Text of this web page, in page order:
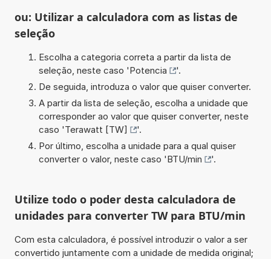
ou: Utilizar a calculadora com as listas de
seleção
Escolha a categoria correta a partir da lista de
seleção, neste caso 'Potencia
'.
De seguida, introduza o valor que quiser converter.
A partir da lista de seleção, escolha a unidade que
corresponder ao valor que quiser converter, neste
caso 'Terawatt [TW]
'.
Por último, escolha a unidade para a qual quiser
converter o valor, neste caso 'BTU/min '.
Utilize todo o poder desta calculadora de
unidades para converter TW para BTU/min
Com esta calculadora, é possível introduzir o valor a ser
convertido juntamente com a unidade de medida original;